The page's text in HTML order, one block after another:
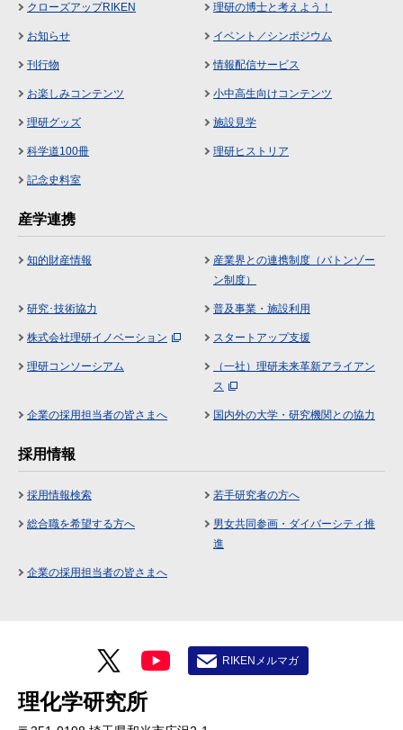
クローズアップRIKEN 理研の博士と考えよう！
お知らせ イベント／シンポジウム
刊行物 情報配信サービス
お楽しみコンテンツ 小中高生向けコンテンツ
理研グッズ 施設見学
科学道100冊 理研ヒストリア
記念史料室
産学連携
知的財産情報
産業界との連携制度（バトンゾー
ン制度）
研究･技術協力 普及事業・施設利用
株式会社理研イノベーション スタートアップ支援
理研コンソーシアム
（一社）理研未来革新アライアン
ス
企業の採用担当者の皆さまへ 国内外の大学・研究機関との協力
採用情報
採用情報検索 若手研究者の方へ
総合職を希望する方へ
男女共同参画・ダイバーシティ推
進
企業の採用担当者の皆さまへ
理化学研究所
RIKENメルマガ